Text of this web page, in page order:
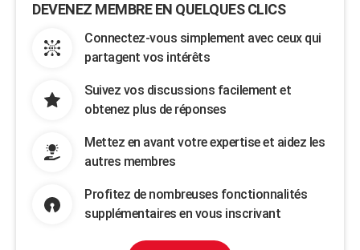
DEVENEZ MEMBRE EN QUELQUES CLICS
Connectez-vous simplement avec ceux qui
partagent vos intérêts
Suivez vos discussions facilement et
obtenez plus de réponses
Mettez en avant votre expertise et aidez les
autres membres
Profitez de nombreuses fonctionnalités
supplémentaires en vous inscrivant